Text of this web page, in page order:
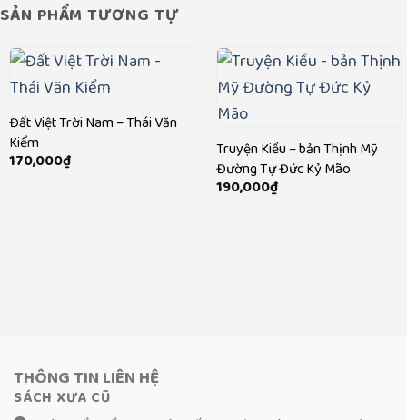
SẢN PHẨM TƯƠNG TỰ
Đất Việt Trời Nam – Thái Văn
Kiểm
170,000₫
Truyện Kiều – bản Thịnh Mỹ
Đường Tự Đức Kỷ Mão
190,000₫
THÔNG TIN LIÊN HỆ
SÁCH XƯA CŨ